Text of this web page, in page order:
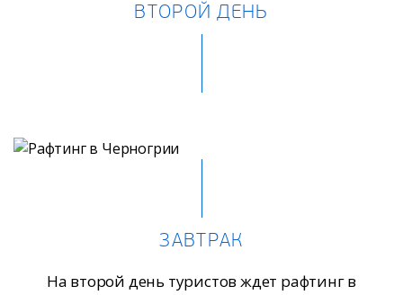
ВТОРОЙ ДЕНЬ
ЗАВТРАК
На второй день туристов ждет рафтинг в